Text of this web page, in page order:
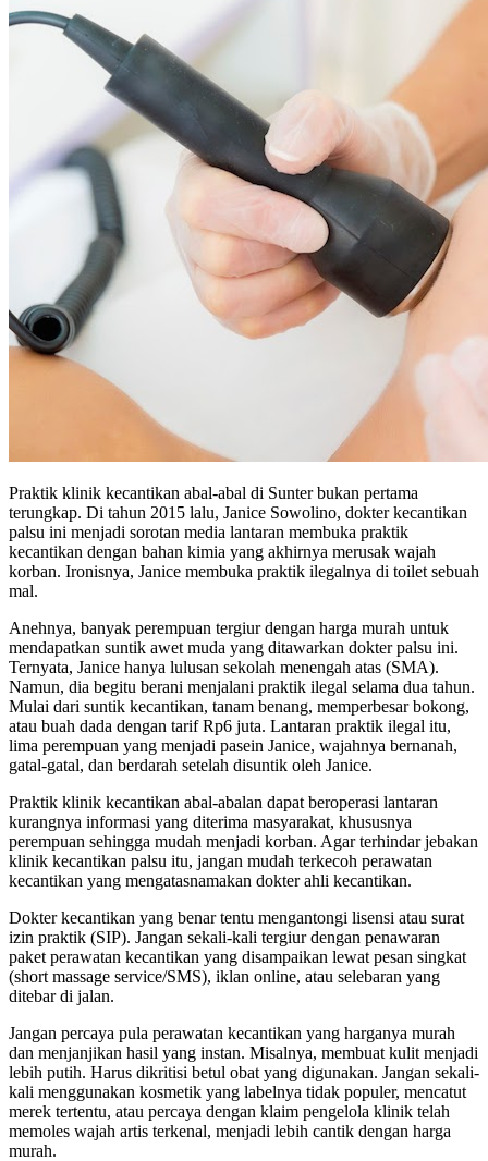
Praktik klinik kecantikan abal-abal di Sunter bukan pertama
terungkap. Di tahun 2015 lalu, Janice Sowolino, dokter kecantikan
palsu ini menjadi sorotan media lantaran membuka praktik
kecantikan dengan bahan kimia yang akhirnya merusak wajah
korban. Ironisnya, Janice membuka praktik ilegalnya di toilet sebuah
mal.
Anehnya, banyak perempuan tergiur dengan harga murah untuk
mendapatkan suntik awet muda yang ditawarkan dokter palsu ini.
Ternyata, Janice hanya lulusan sekolah menengah atas (SMA).
Namun, dia begitu berani menjalani praktik ilegal selama dua tahun.
Mulai dari suntik kecantikan, tanam benang, memperbesar bokong,
atau buah dada dengan tarif Rp6 juta. Lantaran praktik ilegal itu,
lima perempuan yang menjadi pasein Janice, wajahnya bernanah,
gatal-gatal, dan berdarah setelah disuntik oleh Janice.
Praktik klinik kecantikan abal-abalan dapat beroperasi lantaran
kurangnya informasi yang diterima masyarakat, khususnya
perempuan sehingga mudah menjadi korban. Agar terhindar jebakan
klinik kecantikan palsu itu, jangan mudah terkecoh perawatan
kecantikan yang mengatasnamakan dokter ahli kecantikan.
Dokter kecantikan yang benar tentu mengantongi lisensi atau surat
izin praktik (SIP). Jangan sekali-kali tergiur dengan penawaran
paket perawatan kecantikan yang disampaikan lewat pesan singkat
(short massage service/SMS), iklan online, atau selebaran yang
ditebar di jalan.
Jangan percaya pula perawatan kecantikan yang harganya murah
dan menjanjikan hasil yang instan. Misalnya, membuat kulit menjadi
lebih putih. Harus dikritisi betul obat yang digunakan. Jangan sekali-
kali menggunakan kosmetik yang labelnya tidak populer, mencatut
merek tertentu, atau percaya dengan klaim pengelola klinik telah
memoles wajah artis terkenal, menjadi lebih cantik dengan harga
murah.